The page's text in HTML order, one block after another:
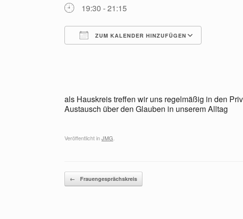
19:30 - 21:15
ZUM KALENDER HINZUFÜGEN
Google
als Hauskreis treffen wir uns regelmäßig in den
Austausch über den Glauben in unserem Alltag
Veröffentlicht inJMG.
Beitragsnavigation
← Frauengesprächskreis